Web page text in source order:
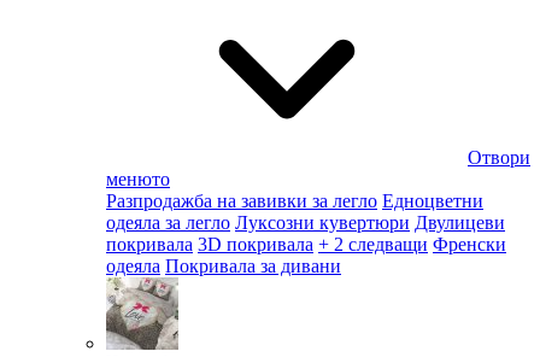
Отвори
менюто
Разпродажба на завивки за легло Едноцветни
одеяла за легло Луксозни кувертюри Двулицеви
покривала 3D покривала + 2 следващи Френски
одеяла Покривала за дивани